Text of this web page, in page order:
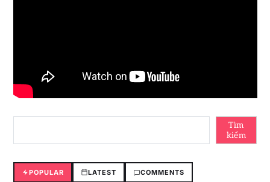
Tìm
kiếm
POPULAR LATEST COMMENTS